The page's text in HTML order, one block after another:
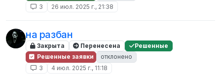
3
26 июл. 2025 г., 21:38
на разбан
Закрыта Перенесена
Решенные
Решенные заявки
отклонено
3
4 июл. 2025 г., 11:18